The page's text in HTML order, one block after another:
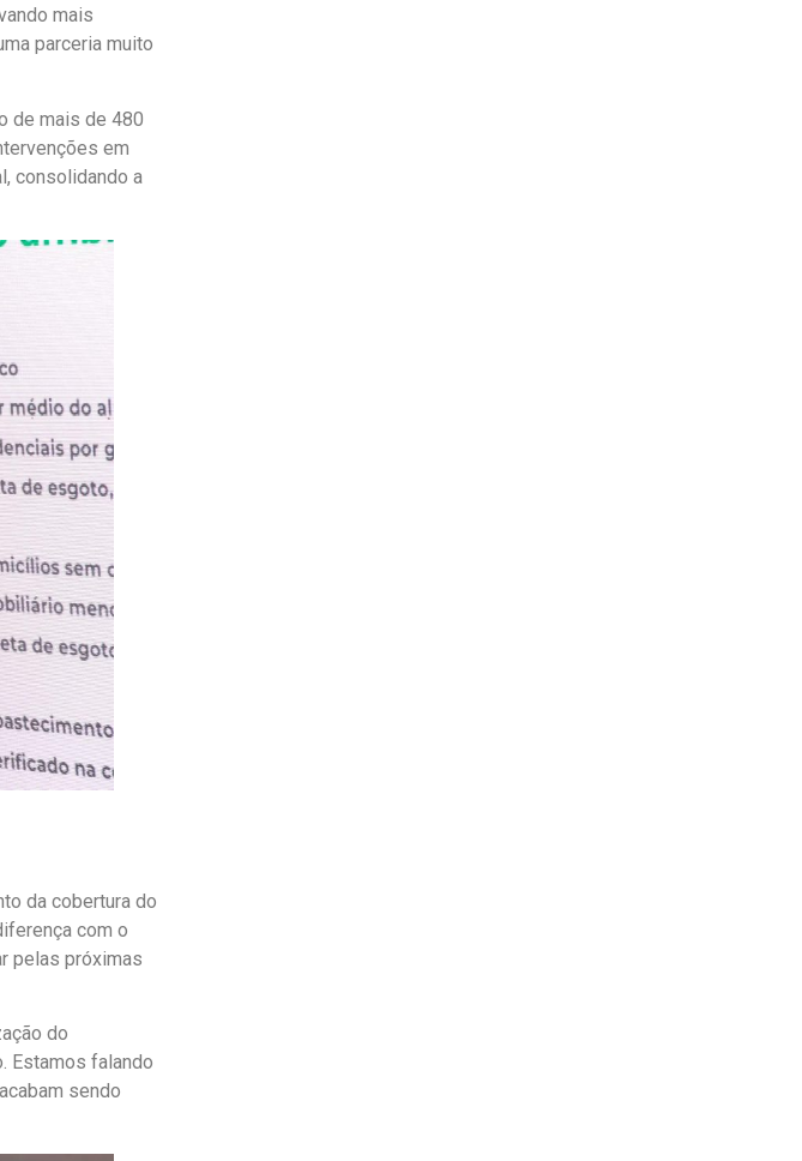
mais
parceria muito
de mais de 480
em
consolidando a
da cobertura do
com o
pelas próximas
do
Estamos falando
sendo